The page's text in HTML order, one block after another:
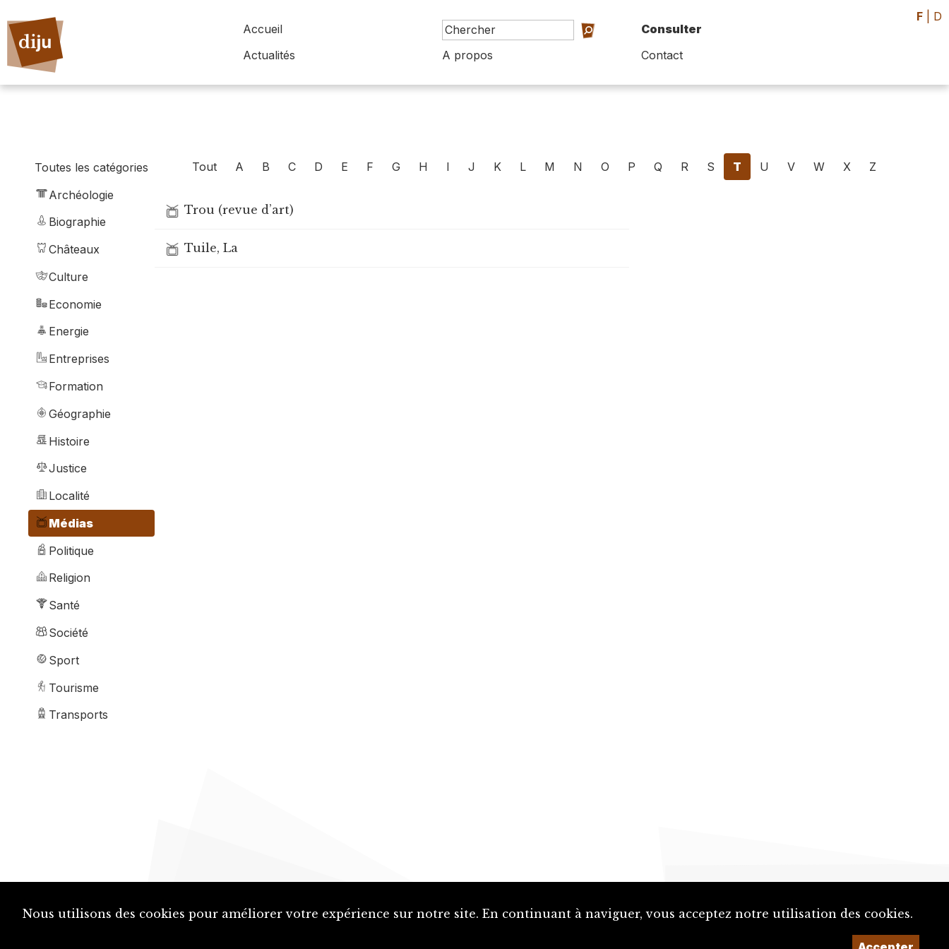
Accueil
Consulter
Actualités
A propos Contact
F D
Toutes les catégories
Archéologie
Biographie
Châteaux
Culture
Economie
Energie
Entreprises
Formation
Géographie
Histoire
Justice
Localité
Médias
Politique
Religion
Santé
Société
Sport
Tourisme
Transports
Tout A B C D E F G H I J K L M N O P Q R S T U V W X Z
Trou (revue d’art)
Tuile, La
Nous utilisons des cookies pour améliorer votre expérience sur notre site. En continuant à naviguer, vous acceptez notre utilisation des cookies.